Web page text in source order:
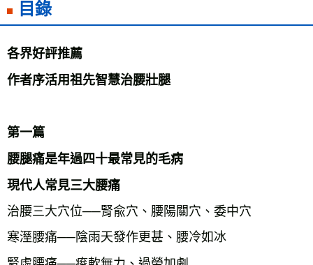
目錄
各界好評推薦
作者序活用祖先智慧治腰壯腿
第一篇
腰腿痛是年過四十最常見的毛病
現代人常見三大腰痛
治腰三大穴位──腎兪穴、腰陽關穴、委中穴
寒溼腰痛──陰雨天發作更甚、腰冷如冰